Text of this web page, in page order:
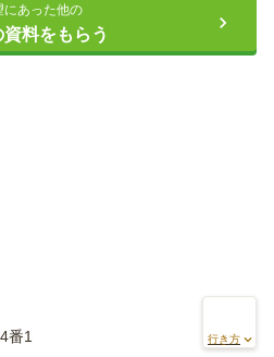
にあった他の
資料をもらう
番1
行き方